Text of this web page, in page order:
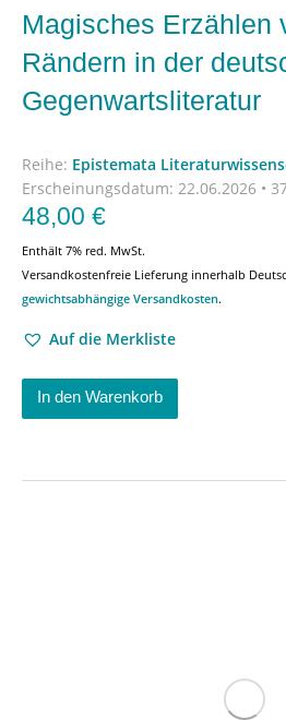
Magisches Erzählen
Rändern in der
Gegenwartsliteratur
Reihe: Epistemata
Erscheinungsdatum: 22.06.2026 •
48,00 €
Enthält 7% red. MwSt.
Versandkostenfreie Lieferung innerhalb
gewichtsabhängige Versandkosten.
Auf die Merkliste
In den Warenkorb